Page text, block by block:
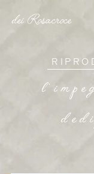
dei Rosacroce